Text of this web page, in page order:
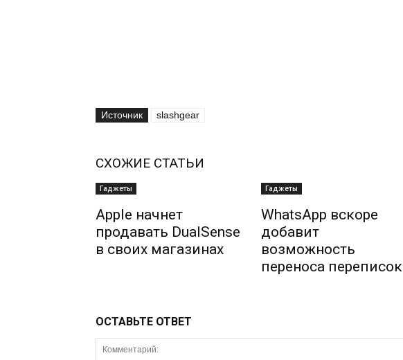
Источник slashgear
СХОЖИЕ СТАТЬИ
Гаджеты
Apple начнет
продавать DualSense
в своих магазинах
Гаджеты
WhatsApp вскоре
добавит
возможность
переноса переписок
ОСТАВЬТЕ ОТВЕТ